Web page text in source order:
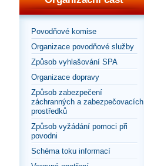
Povodňové komise
Organizace povodňové služby
Způsob vyhlašování SPA
Organizace dopravy
Způsob zabezpečení
záchranných a zabezpečovacích
prostředků
Způsob vyžádání pomoci při
povodni
Schéma toku informací